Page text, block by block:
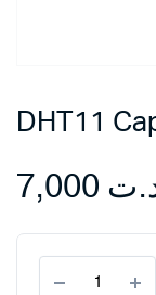
DHT11
Capteur